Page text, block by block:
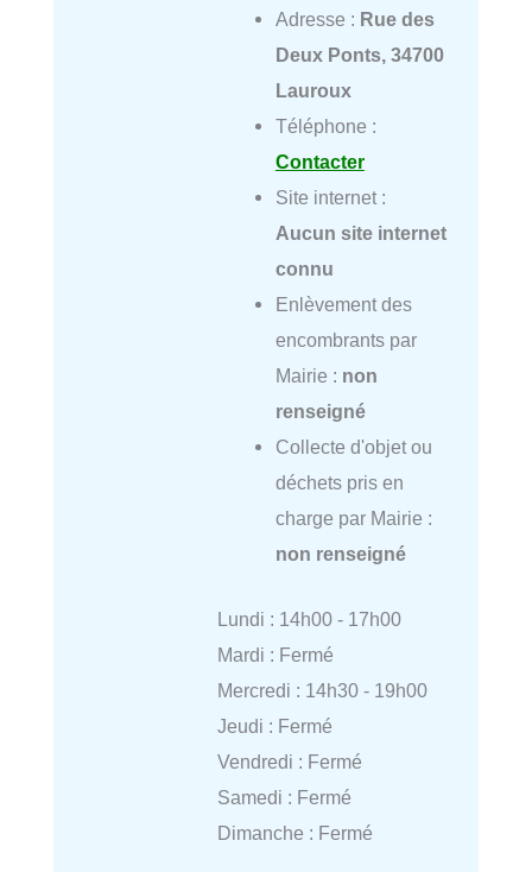
Adresse : Rue des
Deux Ponts, 34700
Lauroux
Téléphone :
Contacter
Site internet :
Aucun site internet
connu
Enlèvement des
encombrants par
Mairie : non
renseigné
Collecte d'objet ou
déchets pris en
charge par Mairie :
non renseigné
Lundi : 14h00 - 17h00
Mardi : Fermé
Mercredi : 14h30 - 19h00
Jeudi : Fermé
Vendredi : Fermé
Samedi : Fermé
Dimanche : Fermé